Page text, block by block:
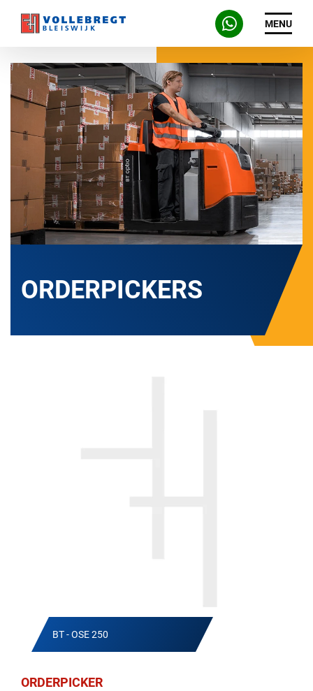
MENU
ORDERPICKERS
BT - OSE 250
ORDERPICKER